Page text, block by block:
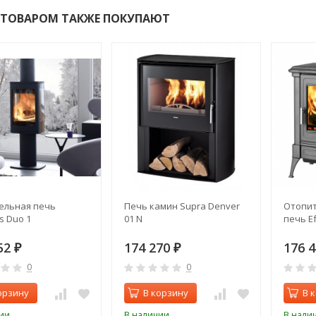
ТАКЖЕ ПОКУПАЮТ
печь
Duo 1
₽
0
Печь камин Supra Denver
01 N
174 270 ₽
0
В корзину
печь
176
В